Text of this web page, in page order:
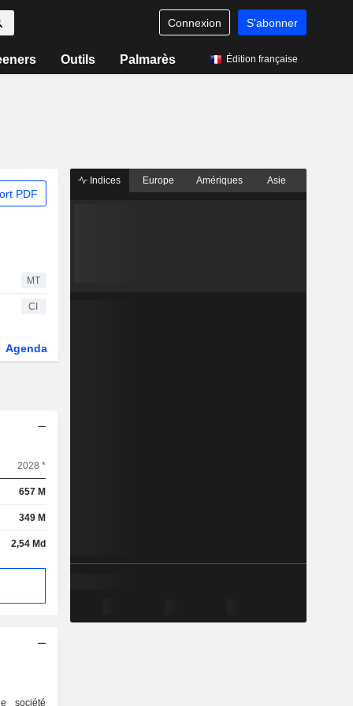
Connexion S'abonner
Outils Palmarès Édition française
PDF
MT
CI
Agenda
2028 *
657 M
349 M
2,54 Md
société
Indices Europe Amériques Asie